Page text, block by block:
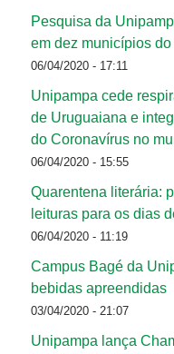
Pesquisa da
em dez municípios do
06/04/2020 - 17:11
Unipampa cede
de Uruguaiana e
do Coronavírus no
06/04/2020 - 15:55
Quarentena literária:
leituras para os dias
06/04/2020 - 11:19
Campus Bagé da
bebidas apreendidas
03/04/2020 - 21:07
Unipampa lança